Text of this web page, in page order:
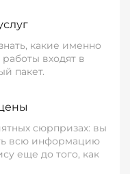
какие именно
входят в
пакет.
сюрпризах: вы
всю информацию
еще до того, как